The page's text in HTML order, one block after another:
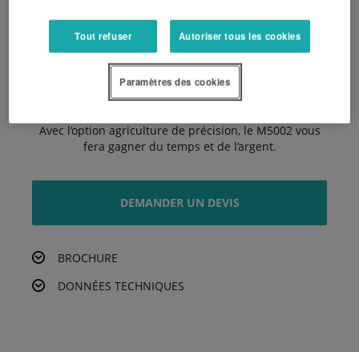
Manœuvrabilité exceptionnelle
Grâce à son essieu avant à engrenage conique et à sa
grande garde au sol, le M5002 est extrêmement
manœuvrable.
Impressionnante précision
Avec l’option agriculture de précision, le M5002 vous
fera gagner du temps et de l’argent.
DEMANDER UN DEVIS
BROCHURE
DONNÉES TECHNIQUES
Tout refuser Autoriser tous les cookies
Paramètres des cookies